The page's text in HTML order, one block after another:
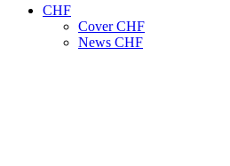
CHF
Cover CHF
News CHF